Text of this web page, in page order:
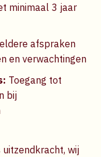
minimaal 3 jaar
afspraken
en verwachtingen
Toegang tot
bij
wij